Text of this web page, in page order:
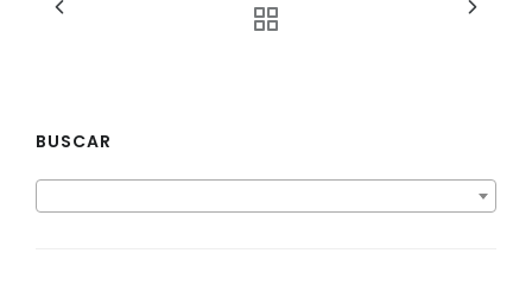
BUSCAR